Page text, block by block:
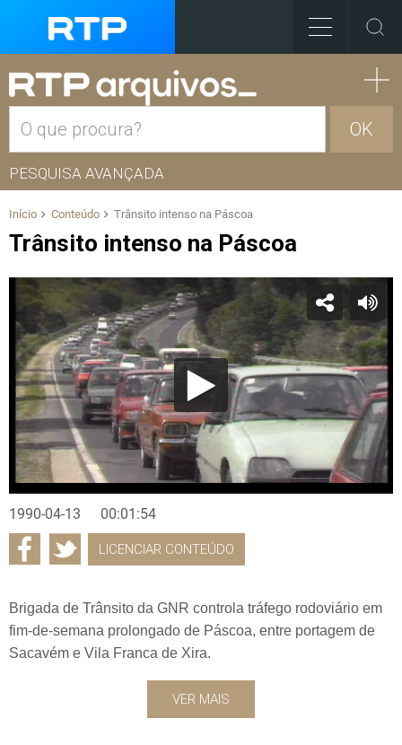
OK
PESQUISA AVANÇADA
Início Conteúdo Trânsito intenso na Páscoa
Trânsito intenso na Páscoa
1990-04-13 00:01:54
LICENCIAR CONTEÚDO
Brigada de Trânsito da GNR controla tráfego rodoviário em
fim-de-semana prolongado de Páscoa, entre portagem de
Sacavém e Vila Franca de Xira.
VER MAIS